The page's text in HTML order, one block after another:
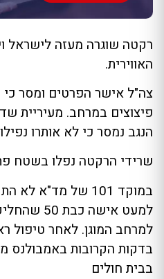
רקטה שוגרה מעזה לישראל
האווירית.
צה"ל אישר הפרטים ומסר
פיצוצים במרחב. מעיריית
הנגב נמסר כי לא אותרו
שרידי הרקטה נפלו בשטח
במוקד 101 של מד"א
למעט אישה
למרחב המוגן. לאחר טיפול
בדקות הקרובות באמבולנס
בבית חולים